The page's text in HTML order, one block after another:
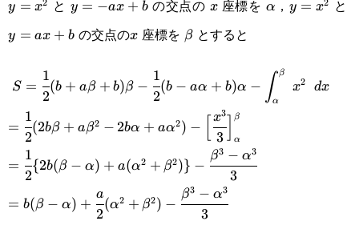
y=x^2
y = x2 と y=-
ax+b
y = −ax + bの交点の x
x座標を \alpha
α ， y=x^2
y = x2 と
y = ax + b の交点のx
x 座標を \beta
β とすると
\displaystyle S=\cfrac{1}{2}
(b+a\beta+b)\beta-\cfrac{1}
{2}(b-a\alpha+b)\alpha-
\int_\alpha^\beta x^2\space dx
S =
2
1
(b + aβ + b)β −
2
1
(b − aα + b)α − ∫α
β
x2 dx
=\cfrac{1}{2}
(2b\beta+a\beta^2-
2b\alpha+a\alpha^2)-
\Big[\cfrac{x^3}
=
2
1
(2bβ + aβ2 − 2bα + aα2) −
3
x3 ]α
β
=\cfrac{1}{2}\{2b(\beta-
\alpha)+a(\alpha^2+\beta^2)\}-
\cfrac{\beta^3-\alpha^3}{3}
=
2
1
{2b(β − α) + a(α2 + β2)} −
3
β3 − α3
=b(\beta-
\alpha)+\cfrac{a}
= b(β − α) +
2
a
(α2 + β2) −
3
β3 − α3